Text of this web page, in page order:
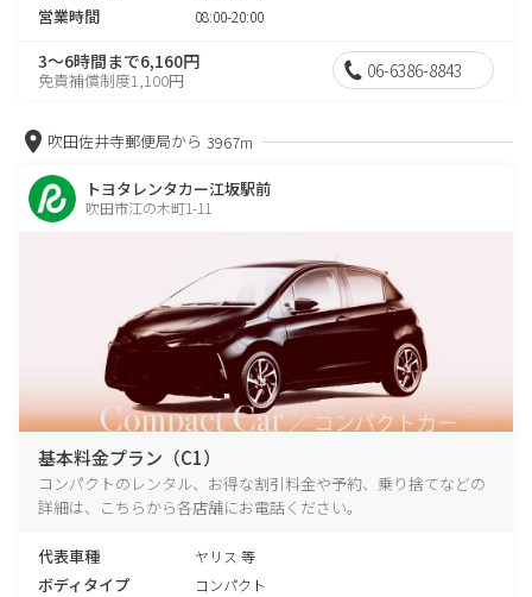
営業時間 08:00-20:00
3～6時間まで6,160円
免責補償制度1,100円 06-6386-8843
吹田佐井寺郵便局から 3967m
トヨタレンタカー江坂駅前
吹田市江の木町1-11
基本料金プラン（C1）
コンパクトのレンタル、お得な割引料金や予約、乗り捨てなどの
詳細は、こちらから各店舗にお電話ください。
代表車種 ヤリス 等
ボディタイプ コンパクト